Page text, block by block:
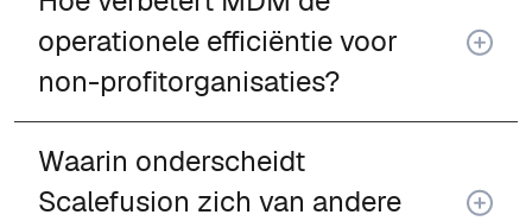
operationele efficiëntie voor
non-profitorganisaties?
Waarin onderscheidt
Scalefusion zich van andere